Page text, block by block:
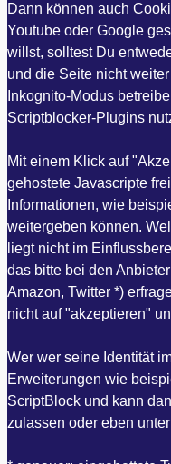
Dann können auch
Youtube oder Google
willst, solltest Du
und die Seite nicht
Inkognito-Modus
Scriptblocker-Plugins
Mit einem Klick auf
gehostete Javascripte
Informationen, wie
weitergeben können.
liegt nicht im
das bitte bei den
Amazon, Twitter *)
nicht auf "akzeptieren"
Wer wer seine Identität
Erweiterungen wie
ScriptBlock und kann
zulassen oder eben